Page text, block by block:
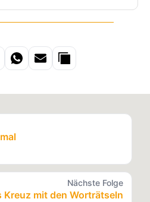
Nächste Folge
Kreuz mit den Worträtseln